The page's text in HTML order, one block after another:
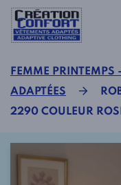
FEMME PRINTEMPS
ADAPTÉES
2290 COULEUR